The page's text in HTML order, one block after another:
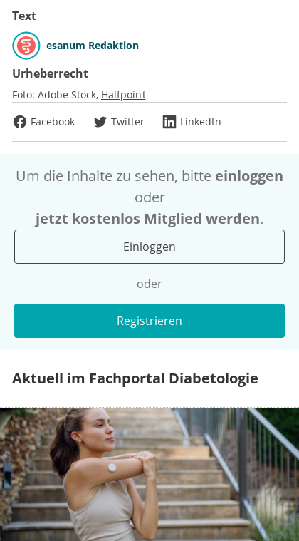
Text
esanum Redaktion
Urheberrecht
Foto: Adobe Stock Halfpoint
Facebook
Twitter LinkedIn
Um die Inhalte zu sehen, bitte einloggen
oder
jetzt kostenlos Mitglied werden.
Einloggen
oder
Registrieren
Aktuell im Fachportal Diabetologie